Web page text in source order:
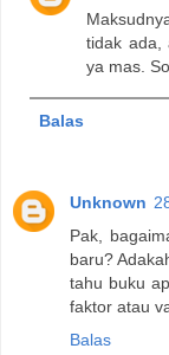
tidak ada,
ya mas.
Balas
Unknown
Pak,
baru?
tahu buku
faktor atau
Balas